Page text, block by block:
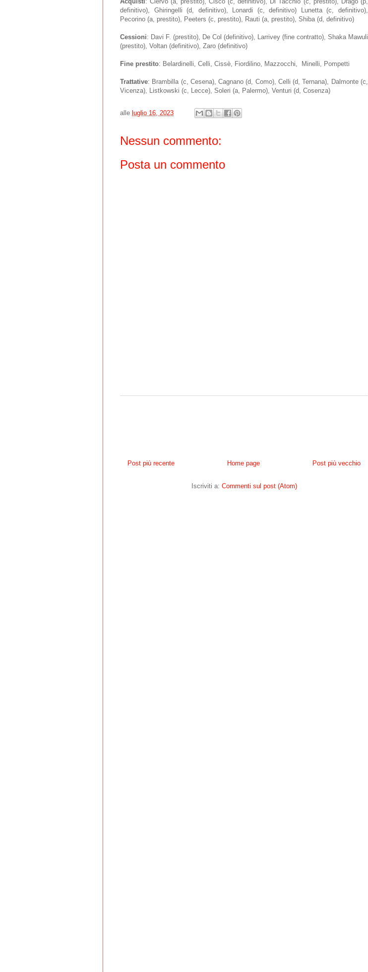
definitivo), Ghiringelli (d, definitivo), Lonardi (c, definitivo) Lunetta (c, definitivo),
Pecorino (a, prestito), Peeters (c, prestito), Rauti (a, prestito), Shiba (d, definitivo)
Cessioni: Davi F. (prestito), De Col (definitivo), Larrivey (fine contratto), Shaka Mawuli
(prestito), Voltan (definitivo), Zaro (definitivo)
Fine prestito: Belardinelli, Celli, Cissè, Fiordilino, Mazzocchi, Minelli, Pompetti
Trattative: Brambilla (c, Cesena), Cagnano (d, Como), Celli (d, Ternana), Dalmonte (c,
Vicenza), Listkowski (c, Lecce), Soleri (a, Palermo), Venturi (d, Cosenza)
alle luglio 16, 2023
Nessun commento:
Posta un commento
Post più recente Post più vecchio
Home page
Iscriviti a: Commenti sul post (Atom)